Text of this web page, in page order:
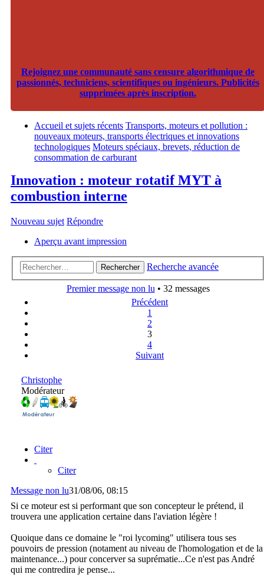
Rejoignez une communauté sans censure algorithmique de
passionnés, techniciens, scientifiques ou ingénieurs. Publicités
supprimées après inscription.
Accueil et sujets récents Transports, moteurs et pollution :
nouveaux moteurs, transports électriques et innovations
technologiques Moteurs spéciaux, brevets, réduction de
consommation de carburant
Innovation : moteur rotatif MYT à
combustion interne
Nouveau sujet Répondre
Aperçu avant impression
Rechercher Recherche avancée
Premier message non lu • 32 messages
Précédent
1
2
3
4
Suivant
Christophe
Modérateur
Citer
Citer
Message non lu31/08/06, 08:15
Si ce moteur est si performant que son concepteur le prétend, il
trouvera une application certaine dans l'aviation légère !
Quoique dans ce domaine le "roi lycoming" utilisera tous ses
pouvoirs de pression (notament au niveau de l'homologation et de la
maintenance...) pour concerver sa suprématie...Ce n'est pas André
qui me contredira je pense...